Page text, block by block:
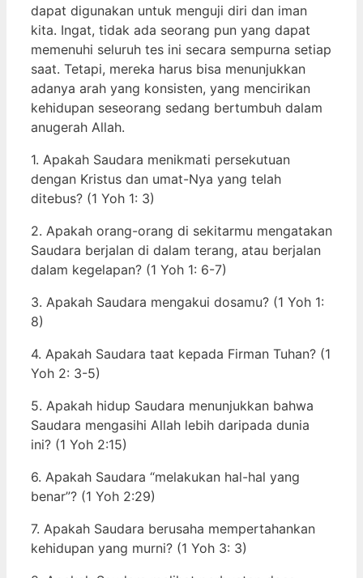
dapat digunakan untuk menguji diri dan iman
kita. Ingat, tidak ada seorang pun yang dapat
memenuhi seluruh tes ini secara sempurna setiap
saat. Tetapi, mereka harus bisa menunjukkan
adanya arah yang konsisten, yang mencirikan
kehidupan seseorang sedang bertumbuh dalam
anugerah Allah.
1. Apakah Saudara menikmati persekutuan
dengan Kristus dan umat-Nya yang telah
ditebus? (1 Yoh 1: 3)
2. Apakah orang-orang di sekitarmu mengatakan
Saudara berjalan di dalam terang, atau berjalan
dalam kegelapan? (1 Yoh 1: 6-7)
3. Apakah Saudara mengakui dosamu? (1 Yoh 1:
8)
4. Apakah Saudara taat kepada Firman Tuhan? (1
Yoh 2: 3-5)
5. Apakah hidup Saudara menunjukkan bahwa
Saudara mengasihi Allah lebih daripada dunia
ini? (1 Yoh 2:15)
6. Apakah Saudara “melakukan hal-hal yang
benar”? (1 Yoh 2:29)
7. Apakah Saudara berusaha mempertahankan
kehidupan yang murni? (1 Yoh 3: 3)